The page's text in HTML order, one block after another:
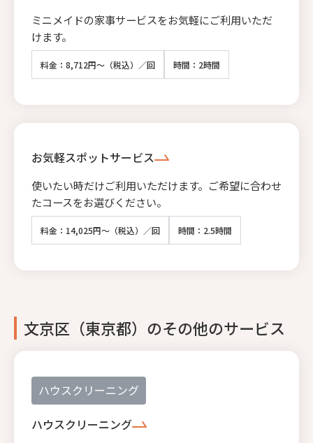
ミニメイドの家事サービスをお気軽にご利用いただ
けます。
料金：8,712円～（税込）／回 時間：2時間
お気軽スポットサービス
使いたい時だけご利用いただけます。ご希望に合わせ
たコースをお選びください。
料金：14,025円～（税込）／回 時間：2.5時間
文京区（東京都）のその他のサービス
ハウスクリーニング
ハウスクリーニング